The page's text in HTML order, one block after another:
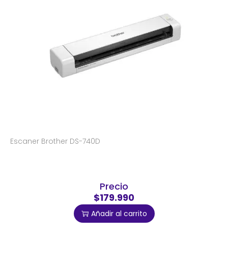
Escaner Brother DS-740D
Precio
$179.990
Añadir al carrito